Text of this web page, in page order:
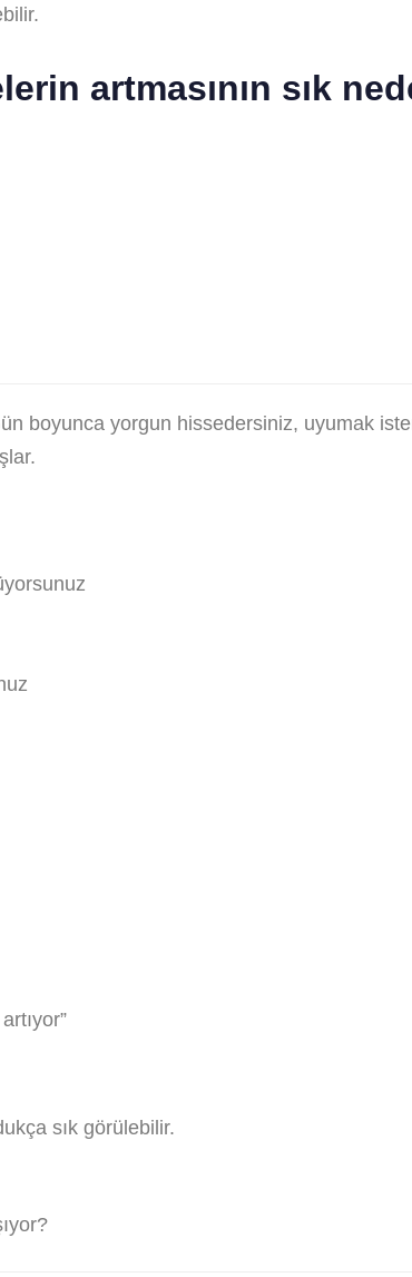
artmasının sık
boyunca yorgun hissedersiniz, uyumak
sık görülebilir.